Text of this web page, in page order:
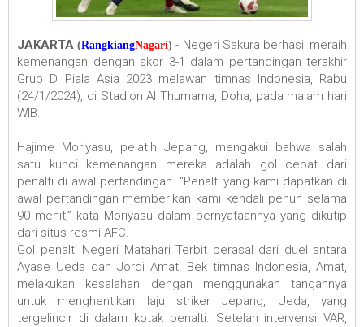
JAKARTA(RangkiangNagari)- Negeri Sakura berhasil meraih
kemenangan dengan skor 3-1 dalam pertandingan terakhir
Grup D Piala Asia 2023 melawan timnas Indonesia, Rabu
(24/1/2024), di Stadion Al Thumama, Doha, pada malam hari
WIB.
Hajime Moriyasu, pelatih Jepang, mengakui bahwa salah
satu kunci kemenangan mereka adalah gol cepat dari
penalti di awal pertandingan. “Penalti yang kami dapatkan di
awal pertandingan memberikan kami kendali penuh selama
90 menit,” kata Moriyasu dalam pernyataannya yang dikutip
dari situs resmi AFC.
Gol penalti Negeri Matahari Terbit berasal dari duel antara
Ayase Ueda dan Jordi Amat. Bek timnas Indonesia, Amat,
melakukan kesalahan dengan menggunakan tangannya
untuk menghentikan laju striker Jepang, Ueda, yang
tergelincir di dalam kotak penalti. Setelah intervensi VAR,